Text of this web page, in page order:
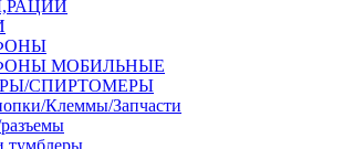
МОБИЛЬНЫЕ
СПИРТОМЕРЫ
Клеммы/Запчасти